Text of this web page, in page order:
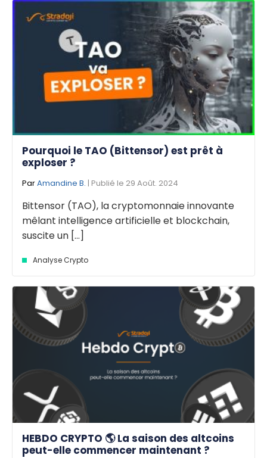
Pourquoi le TAO (Bittensor) est prêt à
exploser ?
ParAmandine B. | Publié le 29 Août. 2024
Bittensor (TAO), la cryptomonnaie innovante
mêlant intelligence artificielle et blockchain,
suscite un [...]
Analyse Crypto
HEBDO CRYPTO 🌎 La saison des altcoins
peut-elle commencer maintenant ?